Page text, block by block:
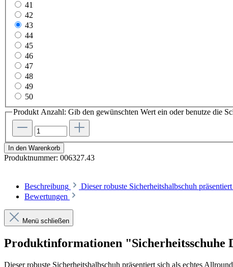
41
42
43
44
45
46
47
48
49
50
Produkt Anzahl: Gib den gewünschten Wert ein oder benutze die
In den Warenkorb
Produktnummer: 006327.43
Beschreibung Dieser robuste Sicherheitshalbschuh
Bewertungen
Menü schließen
Produktinformationen "Sicherheitsschuhe
Dieser robuste Sicherheitshalbschuh präsentiert sich als echtes